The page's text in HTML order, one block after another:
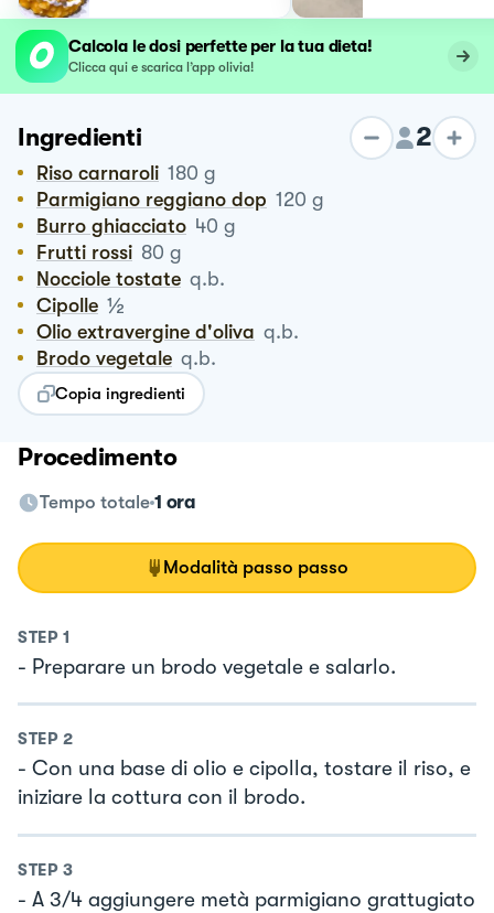
Calcola le dosi perfette per la tua dieta!
Clicca qui e scarica l’app olivia!
Ingredienti 2
Riso carnaroli 180 g
Parmigiano reggiano dop 120 g
Burro ghiacciato 40 g
Frutti rossi 80 g
Nocciole tostate q.b.
Cipolle ½
Olio extravergine d'oliva q.b.
Brodo vegetale q.b.
Copia ingredienti
Procedimento
Tempo totale 1 ora
Modalità passo passo
STEP 1
- Preparare un brodo vegetale e salarlo.
STEP 2
- Con una base di olio e cipolla, tostare il riso, e
iniziare la cottura con il brodo.
STEP 3
- A 3/4 aggiungere metà parmigiano grattugiato